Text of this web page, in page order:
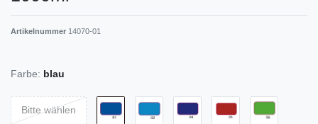
Artikelnummer 14070-01
Farbe: blau
Bitte wählen